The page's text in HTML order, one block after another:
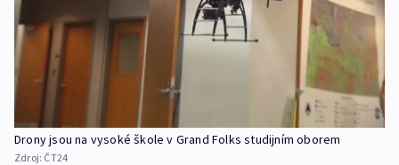
Drony jsou na vysoké škole v Grand Folks studijním oborem
Zdroj: ČT24